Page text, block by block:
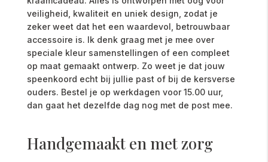
veiligheid, kwaliteit en uniek design, zodat je
zeker weet dat het een waardevol, betrouwbaar
accessoire is. Ik denk graag met je mee over
speciale kleur samenstellingen of een compleet
op maat gemaakt ontwerp. Zo weet je dat jouw
speenkoord echt bij jullie past of bij de kersverse
ouders. Bestel je op werkdagen voor 15.00 uur,
dan gaat het dezelfde dag nog met de post mee.
Handgemaakt en met zorg